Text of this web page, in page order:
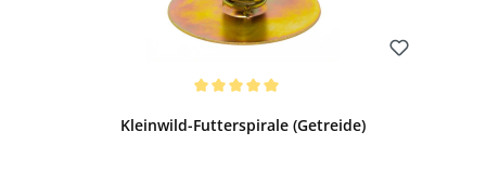
Kleinwild-Futterspirale (Getreide)